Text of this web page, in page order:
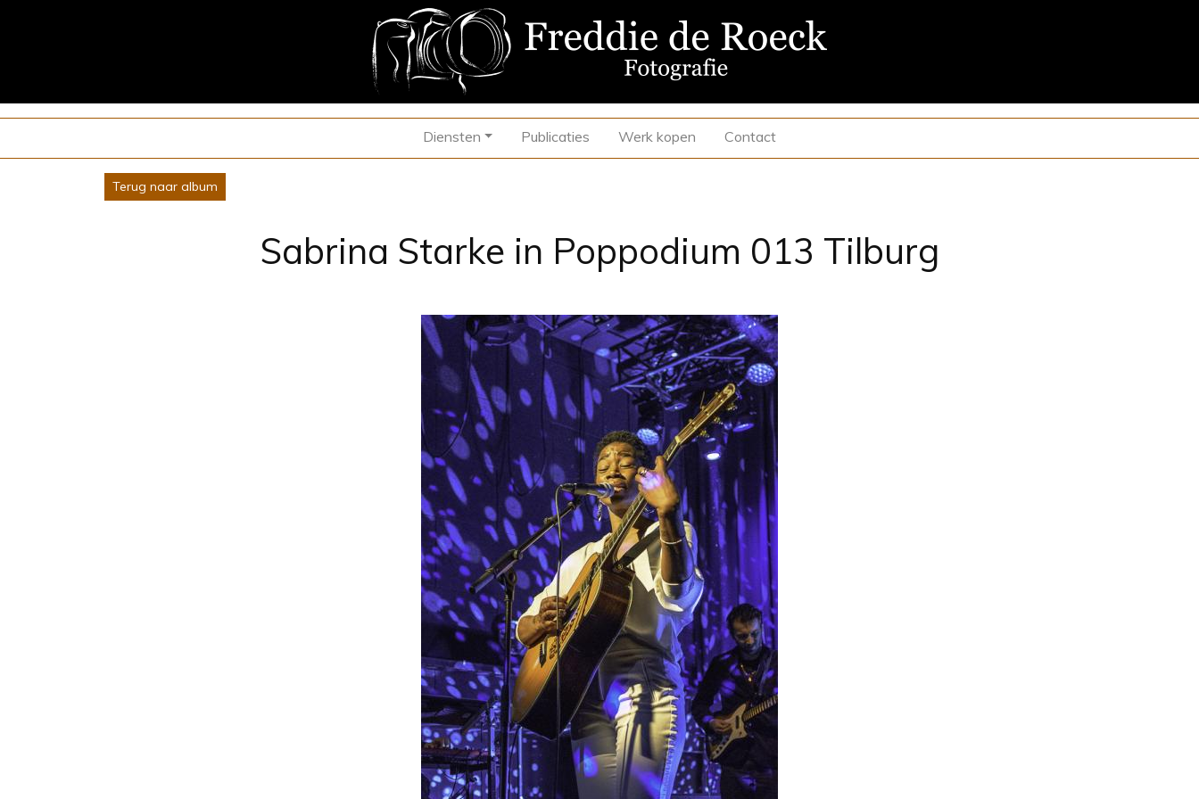
Diensten Publicaties Werk kopen Contact
Terug naar album
Sabrina Starke in Poppodium 013 Tilburg